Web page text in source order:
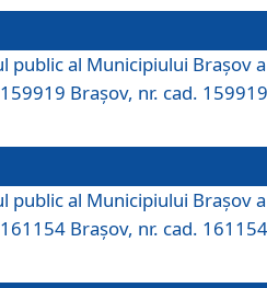
public al Municipiului Braşov a
Brașov, nr. cad.
public al Municipiului Braşov a
Brașov, nr. cad.